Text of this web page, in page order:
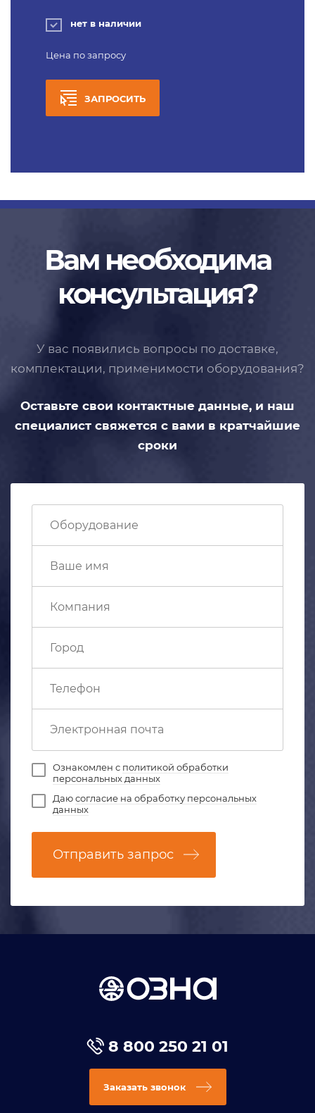
нет в наличии
Цена по запросу
ЗАПРОСИТЬ
Вам необходима
консультация?
У вас появились вопросы по доставке,
комплектации, применимости оборудования?
Оставьте свои контактные данные, и наш
специалист свяжется с вами в кратчайшие
сроки
Ознакомлен с политикой обработки
персональных данных
Даюсогласие на обработку персональных
данных
Отправить запрос
8 800 250 21 01
Заказать звонок